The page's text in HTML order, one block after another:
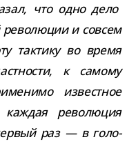
что одно дело
рево­лю­ции и совсем
так­тику во время
к самому
извест­ное
рево­лю­ция
раз — в голо­